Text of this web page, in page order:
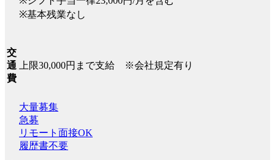
※基本残業なし
交
通
費
上限30,000円まで支給 ※会社規定有り
大量募集
急募
リモート面接OK
履歴書不要